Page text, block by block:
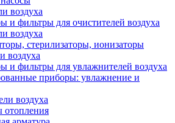
воздуха
и фильтры для очистителей воздуха
воздуха
стерилизаторы, ионизаторы
воздуха
и фильтры для увлажнителей воздуха
приборы: увлажнение и
воздуха
отопления